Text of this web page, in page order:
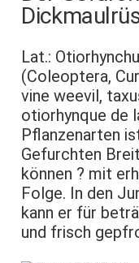
Lat.:
(Coleoptera,
vine weevil,
otiorhynque de
Pflanzenarten
Gefurchten
können ? mit
Folge. In den
kann er für
und frisch